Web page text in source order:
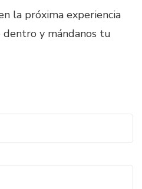
la próxima experiencia
dentro y mándanos tu